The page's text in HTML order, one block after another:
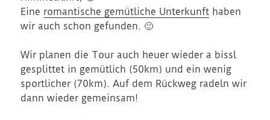
Eine romantische gemütliche Unterkunft haben
wir auch schon gefunden. 🙂
Wir planen die Tour auch heuer wieder a bissl
gesplittet in gemütlich (50km) und ein wenig
sportlicher (70km). Auf dem Rückweg radeln wir
dann wieder gemeinsam!